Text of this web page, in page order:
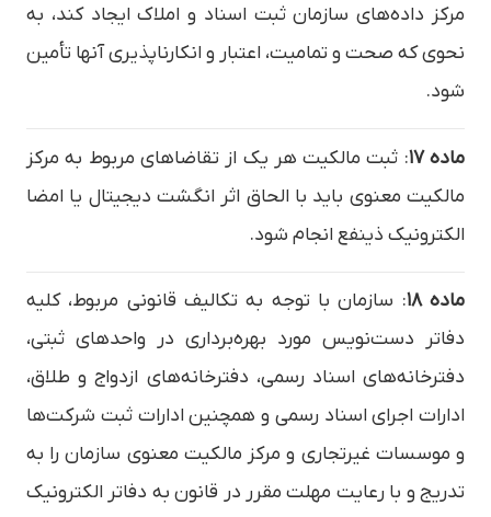
مرکز داده‌های سازمان ثبت اسناد و املاک ایجاد کند، به
نحوی که صحت و تمامیت، اعتبار و انکارناپذیری آنها تأمین
شود.
ماده ۱۷
: ثبت مالکیت هر یک از تقاضاهای مربوط به مرکز
مالکیت معنوی باید با الحاق اثر انگشت دیجیتال یا امضا
الکترونیک ذینفع انجام شود.
ماده ۱۸
: سازمان با توجه به تکالیف قانونی مربوط، کلیه
دفاتر دست‌نویس مورد بهره‌برداری در واحدهای ثبتی،
دفترخانه‌های اسناد رسمی، دفترخانه‌های ازدواج و طلاق،
ادارات اجرای اسناد رسمی و همچنین ادارات ثبت شرکت‌ها
و موسسات غیرتجاری و مرکز مالکیت معنوی سازمان را به
تدریج و با رعایت مهلت مقرر در قانون به دفاتر الکترونیک